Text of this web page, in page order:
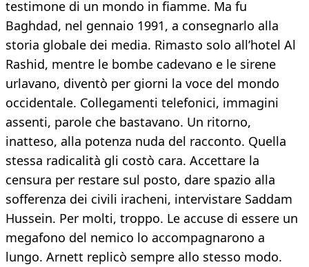
testimone di un mondo in fiamme. Ma fu
Baghdad, nel gennaio 1991, a consegnarlo alla
storia globale dei media. Rimasto solo all’hotel Al
Rashid, mentre le bombe cadevano e le sirene
urlavano, diventò per giorni la voce del mondo
occidentale. Collegamenti telefonici, immagini
assenti, parole che bastavano. Un ritorno,
inatteso, alla potenza nuda del racconto. Quella
stessa radicalità gli costò cara. Accettare la
censura per restare sul posto, dare spazio alla
sofferenza dei civili iracheni, intervistare Saddam
Hussein. Per molti, troppo. Le accuse di essere un
megafono del nemico lo accompagnarono a
lungo. Arnett replicò sempre allo stesso modo.